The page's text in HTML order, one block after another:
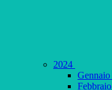
2024
Gennaio
Febbraio